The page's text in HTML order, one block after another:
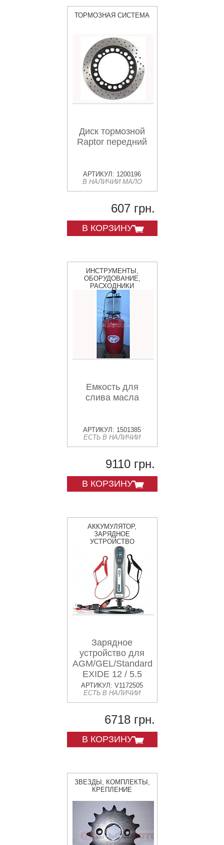
ТОРМОЗНАЯ СИСТЕМА
Диск тормозной
Raptor передний
АРТИКУЛ: 1200196
В НАЛИЧИИ МАЛО
607 грн.
В КОРЗИНУ
ИНСТРУМЕНТЫ,
ОБОРУДОВАНИЕ,
РАСХОДНИКИ
Емкость для
слива масла
АРТИКУЛ: 1501385
ЕСТЬ В НАЛИЧИИ
9110 грн.
В КОРЗИНУ
АККУМУЛЯТОР,
ЗАРЯДНОЕ
УСТРОЙСТВО
Зарядное
устройство для
AGM/GEL/Standard
EXIDE 12 / 5.5
АРТИКУЛ: V1172505
ЕСТЬ В НАЛИЧИИ
6718 грн.
В КОРЗИНУ
ЗВЕЗДЫ, КОМПЛЕКТЫ,
КРЕПЛЕНИЕ